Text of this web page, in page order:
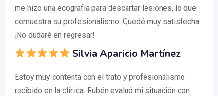
me hizo una ecografía para descartar lesiones, lo que
demuestra su profesionalismo. Quedé muy satisfecha.
¡No dudaré en regresar!
Silvia Aparicio Martínez
Estoy muy contenta con el trato y profesionalismo
recibido en la clínica. Rubén evaluó mi situación con